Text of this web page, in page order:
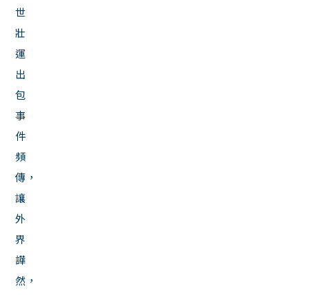
世
壯
運
出
包
事
件
頻
傳，
讓
外
界
譁
然，